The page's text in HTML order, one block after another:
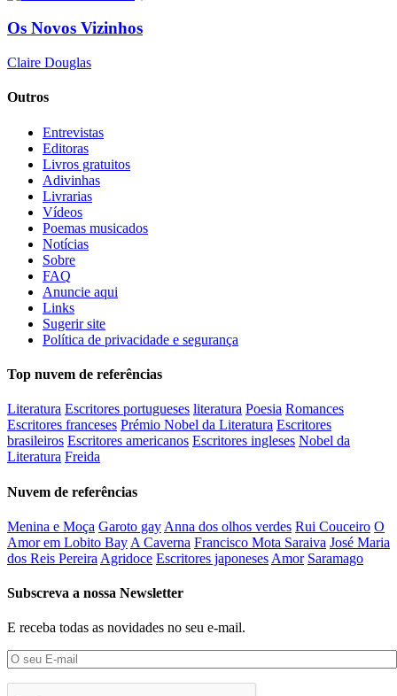
Os Novos Vizinhos
Claire Douglas
Outros
Entrevistas
Editoras
Livros gratuitos
Adivinhas
Livrarias
Vídeos
Poemas musicados
Notícias
Sobre
FAQ
Anuncie aqui
Links
Sugerir site
Política de privacidade e segurança
Top nuvem de referências
Literatura Escritores portugueses literatura Poesia Romances
Escritores franceses Prémio Nobel da Literatura Escritores
brasileiros Escritores americanos Escritores ingleses Nobel da
Literatura Freida
Nuvem de referências
Menina e Moça Garoto gay Anna dos olhos verdes Rui Couceiro O
Amor em Lobito Bay A Caverna Francisco Mota Saraiva José Maria
dos Reis Pereira Agridoce Escritores japoneses Amor Saramago
Subscreva a nossa Newsletter
E receba todas as novidades no seu e-mail.